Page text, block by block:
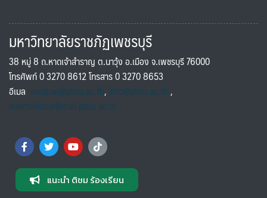
มหาวิทยาลัยราชภัฏเพชรบุรี
38 หมู่ 8 ถ.หาดเจ้าสำราญ ต.นาวุ้ง อ.เมือง จ.เพชรบุรี 76000
โทรศัพท์ 0 3270 8612 โทรสาร 0 3270 8653
อีเมล saraban@pbru.ac.th, info@pbru.ac.th,
international@mail.pbru.ac.th
แนะนำ ติชม ร้องเรียน